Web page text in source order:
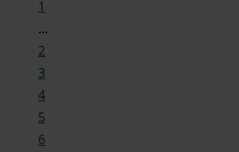
1
...
2
3
4
5
6